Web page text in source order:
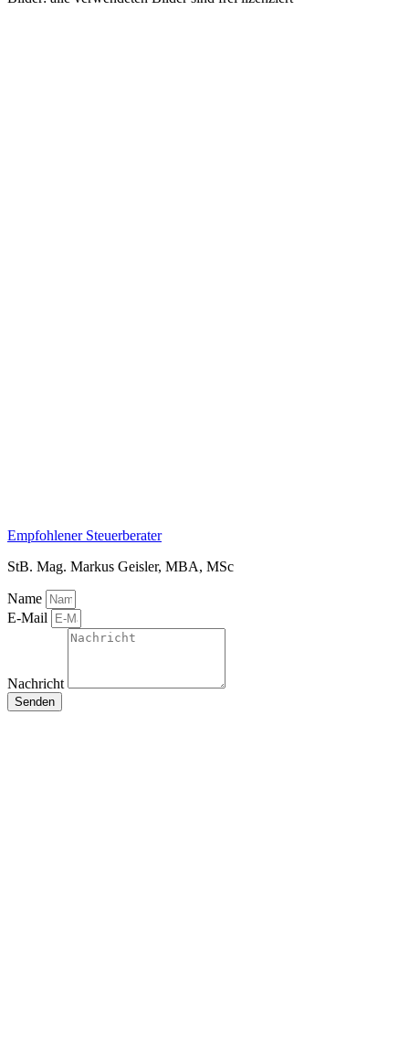
Empfohlener Steuerberater
StB. Mag. Markus Geisler, MBA, MSc
Name
E-Mail
Nachricht
Senden